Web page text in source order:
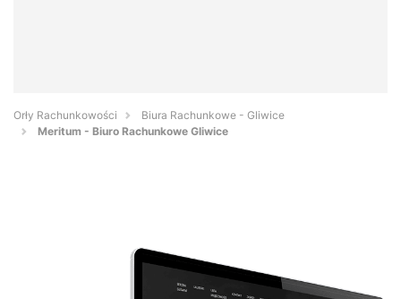
Orły Rachunkowości
Biura Rachunkowe - Gliwice
Meritum - Biuro Rachunkowe Gliwice